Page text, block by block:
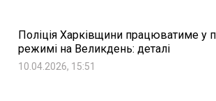
Поліція Харківщини працюватиме у
режимі на Великдень: деталі
10.04.2026, 15:51